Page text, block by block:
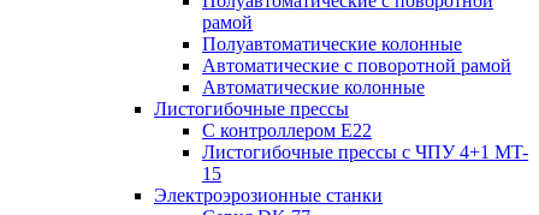
рамой
Полуавтоматические колонные
Автоматические с поворотной рамой
Автоматические колонные
Листогибочные прессы
С контроллером E22
Листогибочные прессы с ЧПУ 4+1 MT-
15
Электроэрозионные станки